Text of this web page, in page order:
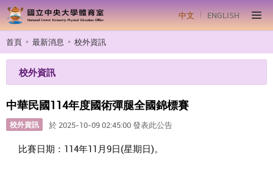
中文 ENGLISH
首頁 最新消息 校外資訊
校外資訊
中華民國114年度國術彈腿全國錦標賽
校外資訊 於 2025-10-09 02:45:00 發表此公告
比賽日期：114年11月9日(星期日)。